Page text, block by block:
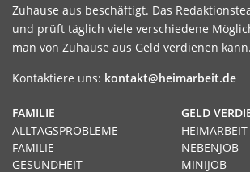
Zuhause aus beschäftigt. Das
und prüft täglich viele verschiedene
man von Zuhause aus Geld verdienen kann.
Kontaktiere uns: kontakt@heimarbeit.de
GELD
HEIMARBEIT
NEBENJOB
MINIJOB
FAMILIE
ALLTAGSPROBLEME
FAMILIE
GESUNDHEIT